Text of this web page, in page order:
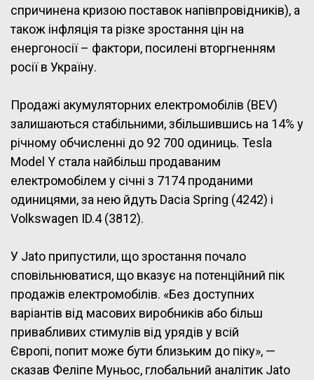
спричинена кризою поставок напівпровідників), а
також інфляція та різке зростання цін на
енергоносії – фактори, посилені вторгненням
росії в Україну.
Продажі акумуляторних електромобілів (BEV)
залишаються стабільними, збільшившись на 14% у
річному обчисленні до 92 700 одиниць. Tesla
Model Y стала найбільш продаваним
електромобілем у січні з 7174 проданими
одиницями, за нею йдуть Dacia Spring (4242) і
Volkswagen ID.4 (3812).
У Jato припустили, що зростання почало
сповільнюватися, що вказує на потенційний пік
продажів електромобілів. «Без доступних
варіантів від масових виробників або більш
привабливих стимулів від урядів у всій
Європі, попит може бути близьким до піку», —
сказав Феліпе Муньос, глобальний аналітик Jato